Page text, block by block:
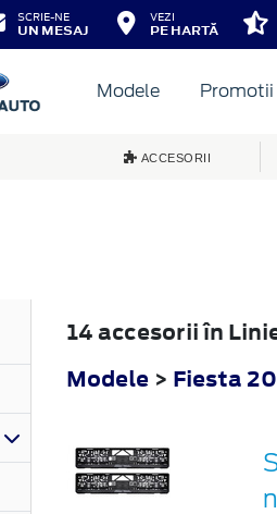
SCRIE-NE
UN MESAJ
VEZI
PE HARTĂ
Modele Promotii
ACCESORII
14 accesorii în
Modele > Fiesta